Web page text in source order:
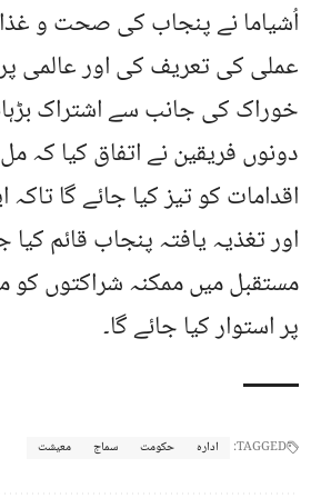
اُشیاما نے پنجاب کی صحت و
عملی کی تعریف کی اور عالمی
خوراک کی جانب سے اشتراک
دونوں فریقین نے اتفاق کیا کہ
اقدامات کو تیز کیا جائے گا
اور تغذیہ یافتہ پنجاب قائم
مستقبل میں ممکنہ شراکتوں کو
پر استوار کیا جائے گا۔
TAGGED: ادارہ حکومت سماج معیشت